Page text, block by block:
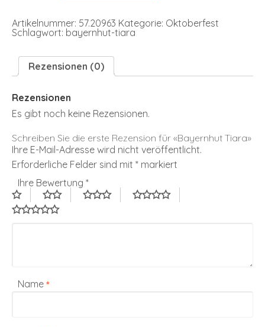
Artikelnummer: 57.20963 Kategorie: Oktoberfest
Schlagwort: bayernhut-tiara
Rezensionen (0)
Rezensionen
Es gibt noch keine Rezensionen.
Schreiben Sie die erste Rezension für «Bayernhut Tiara»
Ihre E-Mail-Adresse wird nicht veröffentlicht.
Erforderliche Felder sind mit * markiert
Ihre Bewertung *
Name *